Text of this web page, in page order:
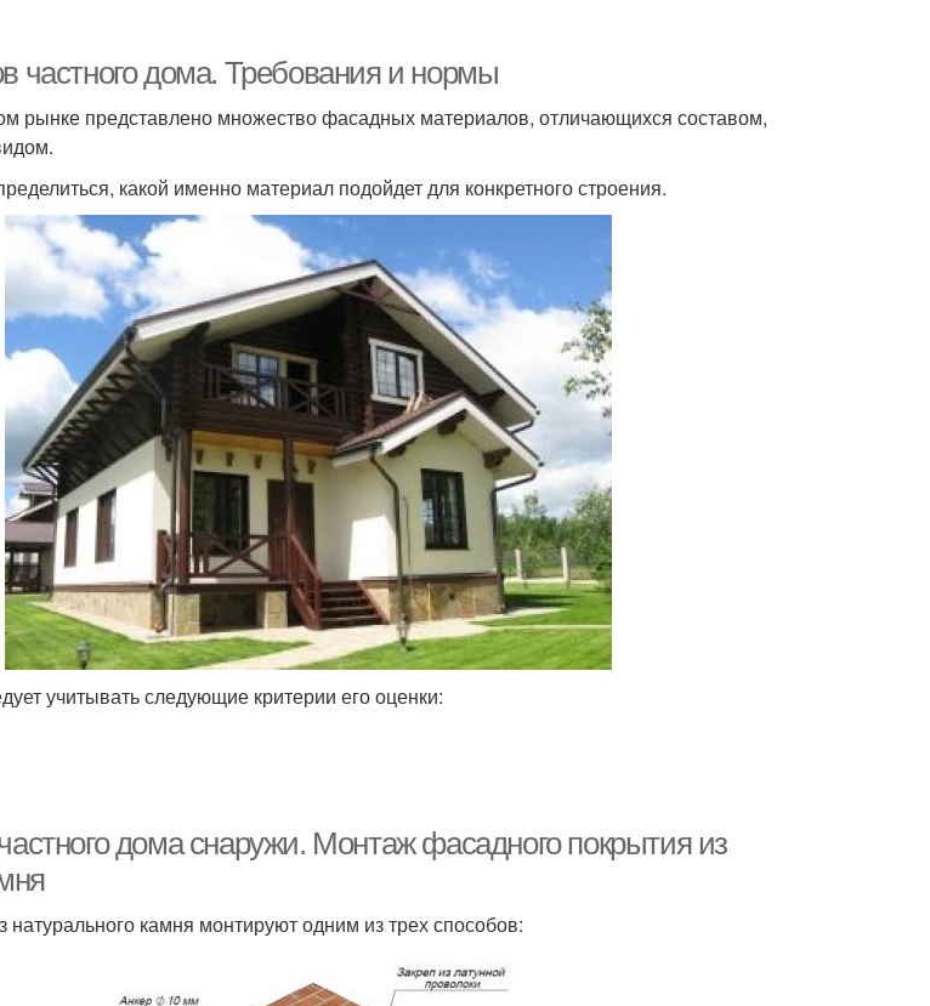
частного дома. Требования и нормы
рынке представлено множество фасадных материалов, отличающихся составом,
какой именно материал подойдет для конкретного строения.
учитывать следующие критерии его оценки:
дома снаружи. Монтаж фасадного покрытия из
камня монтируют одним из трех способов: